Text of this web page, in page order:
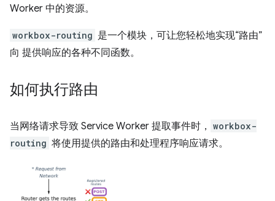
Worker 中的资源。
workbox-routing 是一个模块，可让您轻松地实现“路由”
向 提供响应的各种不同函数。
如何执行路由
当网络请求导致 Service Worker 提取事件时， workbox-
routing 将使用提供的路由和处理程序响应请求。